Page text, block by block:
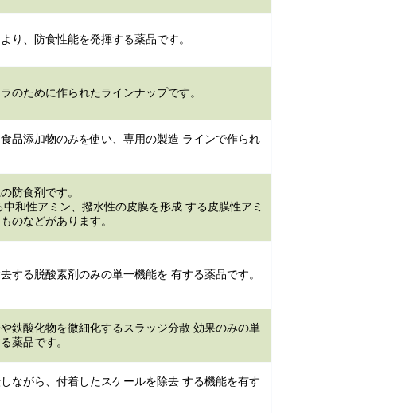
り、防食性能を発揮する薬品です。
のために作られたラインナップです。
品添加物のみを使い、専用の製造 ラインで作られ
防食剤です。
中和性アミン、撥水性の皮膜を形成 する皮膜性アミ
のなどがあります。
する脱酸素剤のみの単一機能を 有する薬品です。
鉄酸化物を微細化するスラッジ分散 効果のみの単
薬品です。
ながら、付着したスケールを除去 する機能を有す